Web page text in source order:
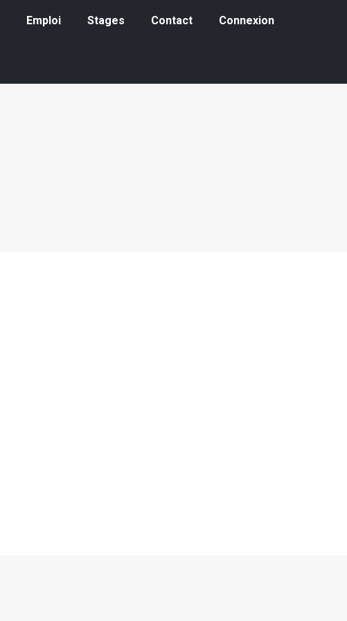
Emploi Stages Contact Connexion
Emploi Stages Contact
Connexion